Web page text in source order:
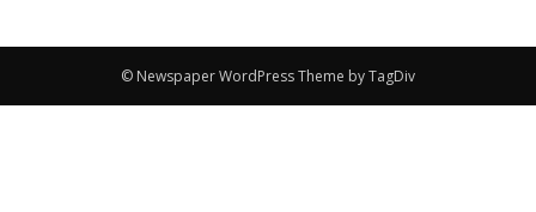
© Newspaper WordPress Theme by TagDiv